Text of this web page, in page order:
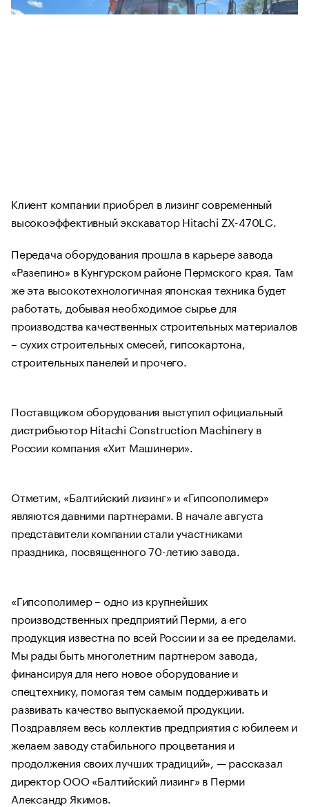
Клиент компании приобрел в лизинг современный
высокоэффективный экскаватор Hitachi ZX-470LC.
Передача оборудования прошла в карьере завода
«Разепино» в Кунгурском районе Пермского края. Там
же эта высокотехнологичная японская техника будет
работать, добывая необходимое сырье для
производства качественных строительных материалов
– сухих строительных смесей, гипсокартона,
строительных панелей и прочего.
Поставщиком оборудования выступил официальный
дистрибьютор Hitachi Construction Machinery в
России компания «Хит Машинери».
Отметим, «Балтийский лизинг» и «Гипсополимер»
являются давними партнерами. В начале августа
представители компании стали участниками
праздника, посвященного 70-летию завода.
«Гипсополимер – одно из крупнейших
производственных предприятий Перми, а его
продукция известна по всей России и за ее пределами.
Мы рады быть многолетним партнером завода,
финансируя для него новое оборудование и
спецтехнику, помогая тем самым поддерживать и
развивать качество выпускаемой продукции.
Поздравляем весь коллектив предприятия с юбилеем и
желаем заводу стабильного процветания и
продолжения своих лучших традиций», — рассказал
директор ООО «Балтийский лизинг» в Перми
Александр Якимов.